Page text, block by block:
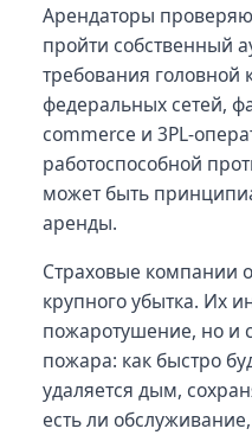
Арендаторы
пройти собственный
требования головной
федеральных сетей,
commerce и 3PL-
работоспособной
может быть
аренды.
Страховые компании
крупного убытка. Их
пожаротушение, но и
пожара: как быстро
удаляется дым,
есть ли